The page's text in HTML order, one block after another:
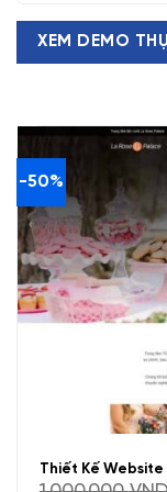
XEM DEMO
-50%
Thiết Kế